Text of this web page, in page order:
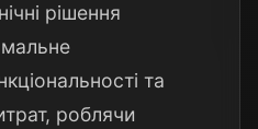
рішення
та
роблячи